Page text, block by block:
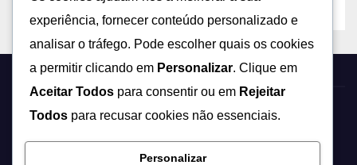
Notícias Sem Fronteiras
experiência, fornecer conteúdo personalizado e
analisar o tráfego. Pode escolher quais os cookies
a permitir clicando em Personalizar. Clique em
Aceitar Todos para consentir ou em Rejeitar
Todos para recusar cookies não essenciais.
Personalizar